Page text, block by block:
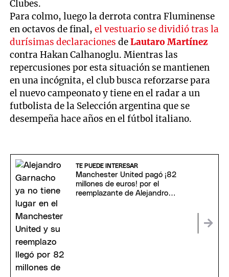
Clubes.
Para colmo, luego la derrota contra Fluminense
en octavos de final,el vestuario se dividió tras la
durísimas declaraciones deLautaro Martínez
contra Hakan Calhanoglu. Mientras las
repercusiones por esta situación se mantienen
en una incógnita, el club busca reforzarse para
el nuevo campeonato y tiene en el radar a un
futbolista de la Selección argentina que se
desempeña hace años en el fútbol italiano.
TE PUEDE INTERESAR
Manchester United pagó ¡82
millones de euros! por el
reemplazante de Alejandro